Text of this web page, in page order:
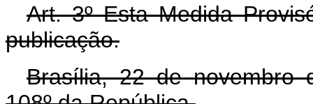
Art. 3º Esta Medida
publicação.
Brasília, 22 de novembro